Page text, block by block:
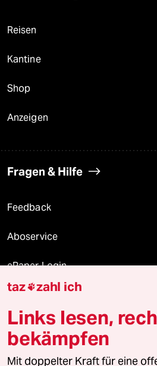
Reisen
Kantine
Shop
Anzeigen
Fragen & Hilfe
Feedback
Aboservice
ePaper Login
Downloads für Abonnierende
© 2026 taz Verlags und Vertriebs
Alle Rechte vorbehalten. Bei rechtlichen
taz zahl ich
Links lesen,
bekämpfen
Mit doppelter Kraft für eine